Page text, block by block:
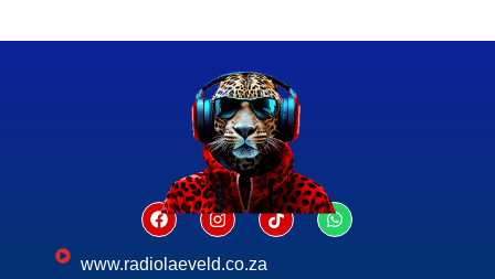
www.radiolaeveld.co.za